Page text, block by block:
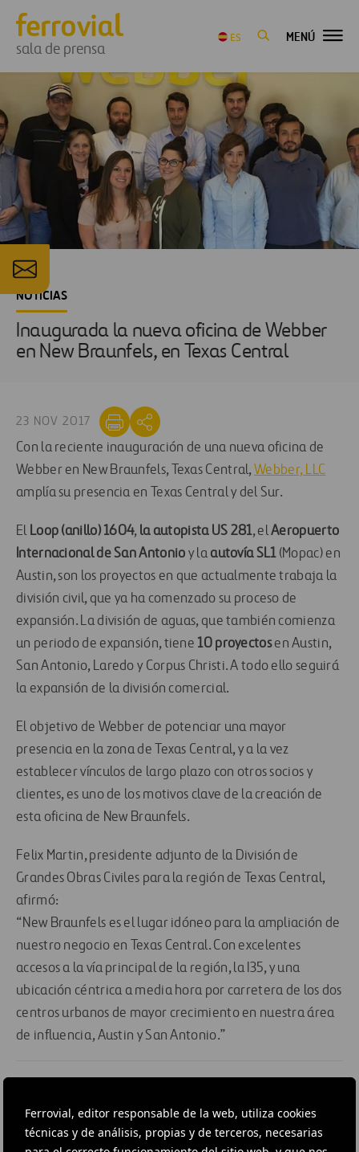
Ferrovial, editor responsable de la web, utiliza cookies
técnicas y de análisis, propias y de terceros, necesarias
sala de prensa
ES MENÚ
NOTICIAS
Inaugurada la nueva oficina de Webber
en New Braunfels, en Texas Central
23 NOV 2017
Con la reciente inauguración de una nueva oficina de
Webber en New Braunfels, Texas Central,Webber, LLC
amplía su presencia en Texas Central y del Sur.
ElLoop (anillo) 1604, la autopista US 281, elAeropuerto
Internacional de San Antonio y la autovía SL1(Mopac) en
Austin, son los proyectos en que actualmente trabaja la
división civil, que ya ha comenzado su proceso de
expansión. La división de aguas, que también comienza
un periodo de expansión, tiene 10 proyectosen Austin,
San Antonio, Laredo y Corpus Christi. A todo ello seguirá
la expansión de la división comercial.
El objetivo de Webber de potenciar una mayor
presencia en la zona de Texas Central, y a la vez
establecer vínculos de largo plazo con otros socios y
clientes, es uno de los motivos clave de la creación de
esta oficina de New Braunfels.
Felix Martin, presidente adjunto de la División de
Grandes Obras Civiles para la región de Texas Central,
afirmó:
“New Braunfels es el lugar idóneo para la ampliación de
nuestro negocio en Texas Central. Con excelentes
accesos a la vía principal de la región, la I35, y una
ubicación céntrica a media hora por carretera de los dos
centros urbanos de mayor crecimiento en nuestra área
de influencia, Austin y San Antonio.”
#Objetivos de la empresa #Oficinas #Estados Unidos
#Texas # Webber